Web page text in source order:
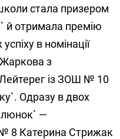
стала призером
й отримала премію
в номінації
з
Лейтерег із ЗОШ № 10
Одразу в двох
—
8 Катерина Стрижак